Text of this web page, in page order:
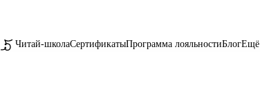
Читай-школаСертификатыПрограмма лояльностиБлогЕщё